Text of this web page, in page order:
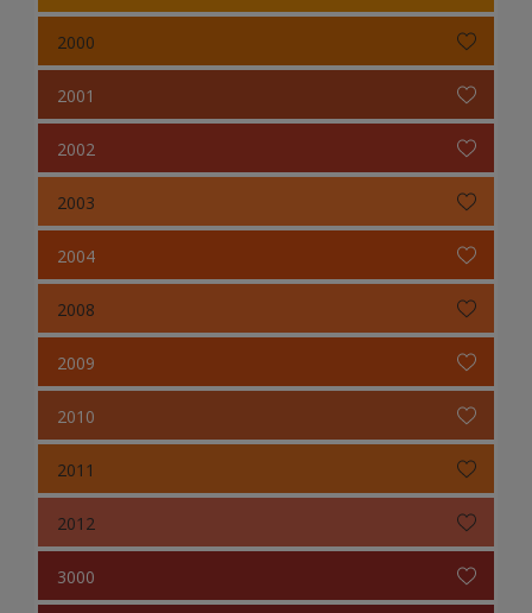
2000
2001
2002
2003
2004
2008
2009
2010
2011
2012
3000